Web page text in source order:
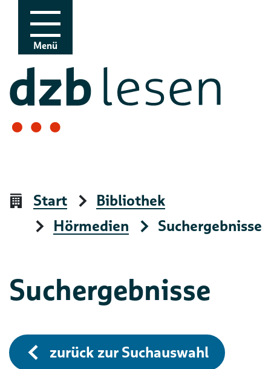
Zur Navigation
Zum Inhalt
Menü
Start
Bibliothek
Hörmedien
Suchergebnisse
Suchergebnisse
zurück zur Suchauswahl